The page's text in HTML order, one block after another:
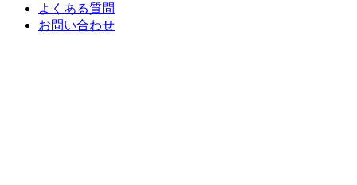
よくある質問
お問い合わせ